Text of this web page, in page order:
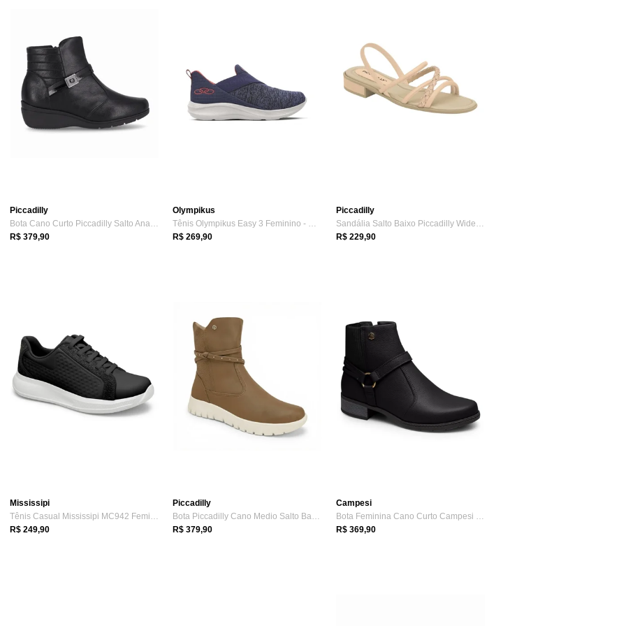
Piccadilly
Bota Cano Curto Piccadilly Salto Anabela...
R$ 379,90
Olympikus
Tênis Olympikus Easy 3 Feminino - Mescla Stone
R$ 269,90
Piccadilly
Sandália Salto Baixo Piccadilly Widefit ...
R$ 229,90
Mississipi
Tênis Casual Mississipi MC942 Feminino - Preto
R$ 249,90
Piccadilly
Bota Piccadilly Cano Medio Salto Baixo 9...
R$ 379,90
Campesi
Bota Feminina Cano Curto Campesi CE571
R$ 369,90